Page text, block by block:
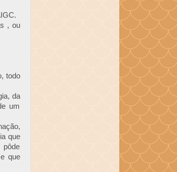
, ou
todo
da
um
que
pôde
que